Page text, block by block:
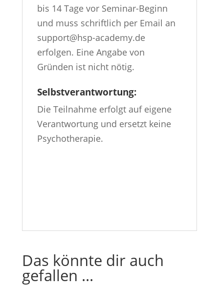
bis 14 Tage vor Seminar-Beginn
und muss schriftlich per Email an
support@hsp-academy.de
erfolgen. Eine Angabe von
Gründen ist nicht nötig.
Selbstverantwortung:
Die Teilnahme erfolgt auf eigene
Verantwortung und ersetzt keine
Psychotherapie.
Das könnte dir auch
gefallen …